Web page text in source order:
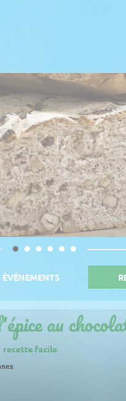
ÉVÉNEMENTS
au
recette facile